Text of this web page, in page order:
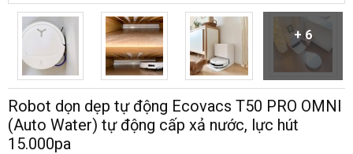
+ 6
Robot dọn dẹp tự động Ecovacs T50 PRO OMNI
(Auto Water) tự động cấp xả nước, lực hút
15.000pa